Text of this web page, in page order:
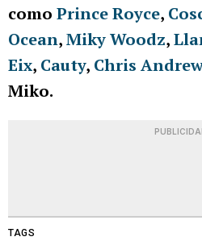
como Prince Royce,
Ocean,Miky Woodz,
Eix, Cauty, Chris Andrew
Miko.
TAGS